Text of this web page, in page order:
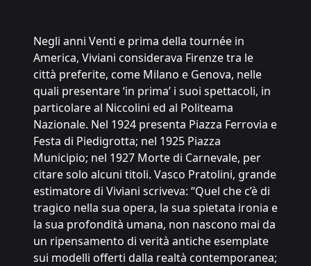
Negli anni Venti e prima della tournée in
America, Viviani considerava Firenze tra le
città preferite, come Milano e Genova, nelle
quali presentare ‘in prima’ i suoi spettacoli, in
particolare al Niccolini ed al Politeama
Nazionale. Nel 1924 presenta Piazza Ferrovia e
Festa di Piedigrotta; nel 1925 Piazza
Municipio; nel 1927 Morte di Carnevale, per
citare solo alcuni titoli. Vasco Pratolini, grande
estimatore di Viviani scriveva: “Quel che c’è di
tragico nella sua opera, la sua spietata ironia e
la sua profondità umana, non nascono mai da
un ripensamento di verità antiche esemplate
sui modelli offerti dalla realtà contemporanea;